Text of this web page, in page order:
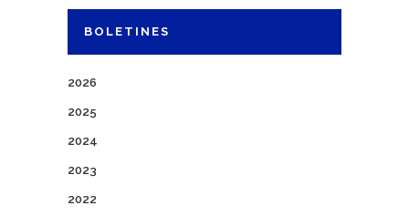
BOLETINES
2026
2025
2024
2023
2022